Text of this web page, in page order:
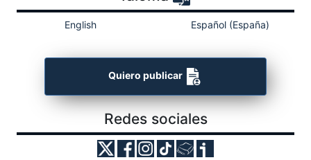
English Español (España)
Quiero publicar
Redes sociales